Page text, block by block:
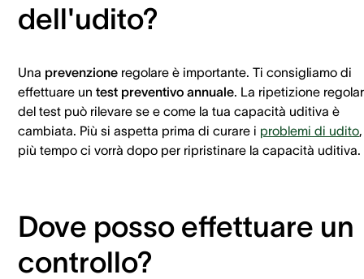
dell'udito?
Una prevenzione regolare è importante. Ti consigliamo di
effettuare un test preventivo annuale. La ripetizione
del test può rilevare se e come la tua capacità uditiva è
cambiata. Più si aspetta prima di curare i problemi di udito,
più tempo ci vorrà dopo per ripristinare la capacità uditiva.
Dove posso effettuare un
controllo?